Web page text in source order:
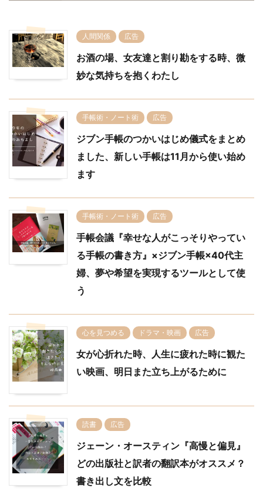
人間関係 広告
お酒の場、女友達と割り勘をする時、微
妙な気持ちを抱くわたし
手帳術・ノート術 広告
ジブン手帳のつかいはじめ儀式をまとめ
ました、新しい手帳は11月から使い始め
ます
手帳術・ノート術 広告
手帳会議『幸せな人がこっそりやってい
る手帳の書き方』×ジブン手帳×40代主
婦、夢や希望を実現するツールとして使
う
心を見つめる ドラマ・映画 広告
女が心折れた時、人生に疲れた時に観た
い映画、明日また立ち上がるために
読書 広告
ジェーン・オースティン『高慢と偏見』
どの出版社と訳者の翻訳本がオススメ？
書き出し文を比較